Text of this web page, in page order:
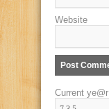
Website
Current ye@r